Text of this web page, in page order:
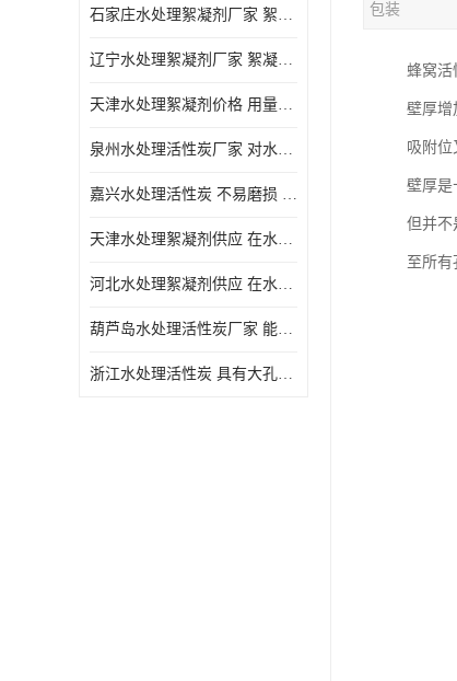
石家庄水处理絮凝剂厂家 絮凝速度快 便于后续的沉淀和过滤处理
辽宁水处理絮凝剂厂家 絮凝效果好 使水质得到明显的改善
天津水处理絮凝剂价格 用量相对较少 便于后续的沉淀和过滤处理
泉州水处理活性炭厂家 对水中的微小颗粒有较好的去除效果
嘉兴水处理活性炭 不易磨损 碎裂和粉化 能够吸附大分子有机物
天津水处理絮凝剂供应 在水中的稳定性较好 絮凝速度快
河北水处理絮凝剂供应 在水中的稳定性较好 用量相对较少
葫芦岛水处理活性炭厂家 能够吸附大分子有机物 可再生能力较强
浙江水处理活性炭 具有大孔结构 具有较高的吸附能力
包装
蜂窝活
壁厚增
吸附位
壁厚是
但并不
至所有